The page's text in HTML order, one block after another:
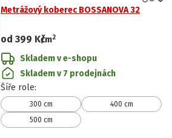
Metrážový koberec BOSSANOVA 32
od 399 Kč
/m2
Skladem v e-shopu
Skladem v 7 prodejnách
Šíře role:
300 cm
400 cm
500 cm